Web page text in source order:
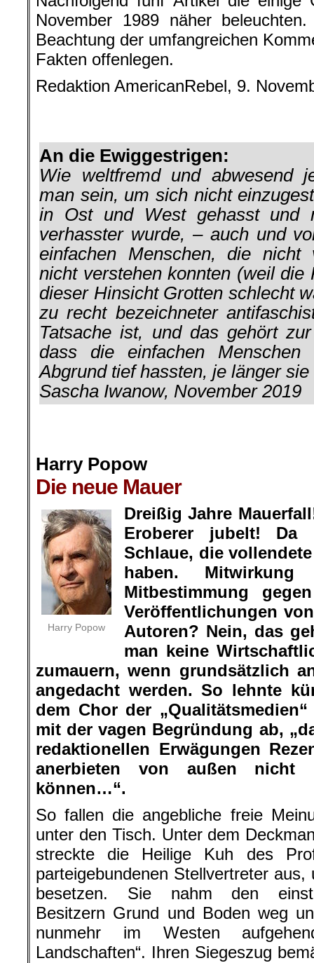
November 1989 näher
Beachtung der umfangreichen
Fakten offenlegen.
Redaktion AmericanRebel, 9.
An die Ewiggestrigen:
Wie weltfremd und abwesend
man sein, um sich nicht
in Ost und West gehasst und
verhasster wurde, – auch und
einfachen Menschen, die nicht
nicht verstehen konnten (weil die
dieser Hinsicht Grotten schlecht
zu recht bezeichneter
Tatsache ist, und das gehört
dass die einfachen Menschen
Abgrund tief hassten, je länger sie
Sascha Iwanow, November 2019
Harry Popow
Die neue Mauer.
Harry Popow
Dreißig Jahre
Eroberer jubelt! Da
Schlaue, die
haben.
Mitbestimmung
Veröffentlichungen
Autoren? Nein, das
man keine
zumauern, wenn grundsätzlich
angedacht werden. So lehnte
dem Chor der
mit der vagen Begründung ab,
redaktionellen Erwägungen
anerbieten von außen nicht
können…“.
So fallen die angebliche freie
unter den Tisch. Unter dem
streckte die Heilige Kuh des
parteigebundenen Stellvertreter
besetzen. Sie nahm den
Besitzern Grund und Boden weg
nunmehr im Westen
Landschaften“. Ihren Siegeszug